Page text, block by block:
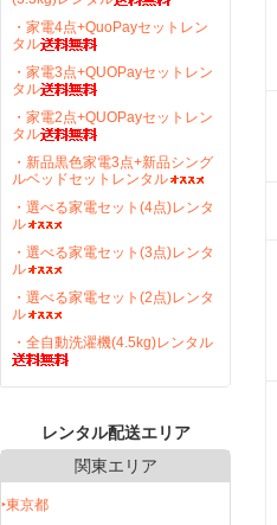
・家電4点+QuoPayセットレン
タル
・家電3点+QUOPayセットレン
タル
・家電2点+QUOPayセットレン
タル
・新品黒色家電3点+新品シング
ルベッドセットレンタル
・選べる家電セット(4点)レンタ
ル
・選べる家電セット(3点)レンタ
ル
・選べる家電セット(2点)レンタ
ル
・全自動洗濯機(4.5kg)レンタル
レンタル配送エリア
関東エリア
‣東京都